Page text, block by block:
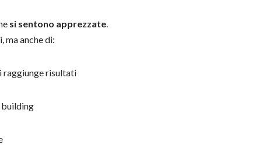
si sentono apprezzate.
ma anche di:
raggiunge risultati
building